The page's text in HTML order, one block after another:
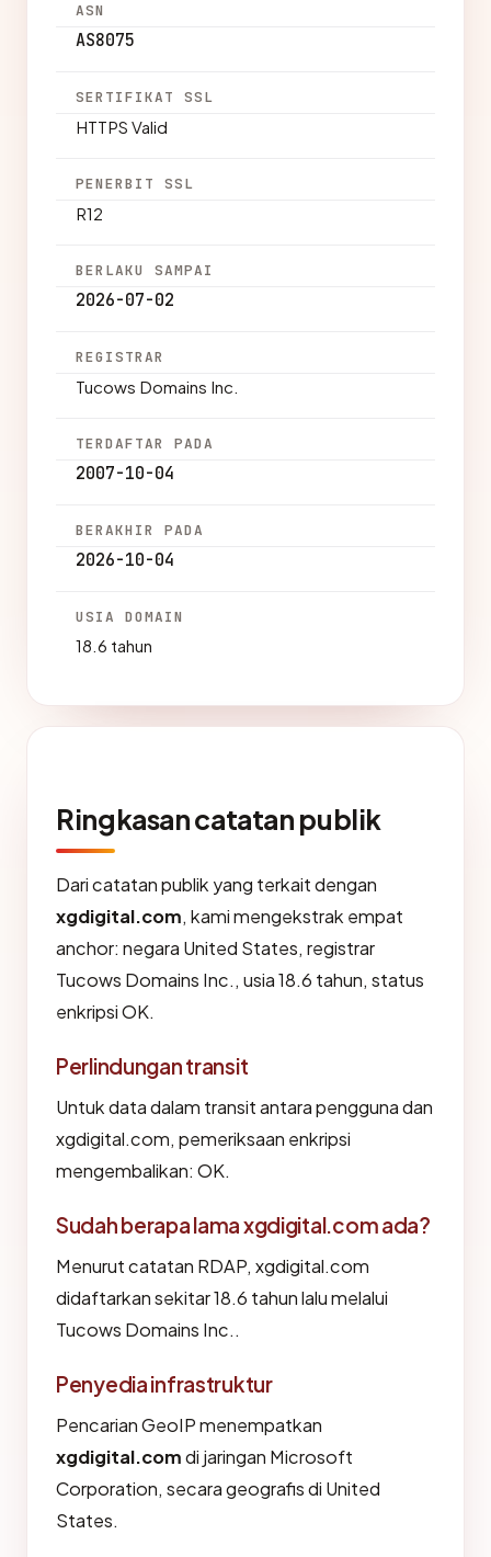
ASN
AS8075
SERTIFIKAT SSL
HTTPS Valid
PENERBIT SSL
R12
BERLAKU SAMPAI
2026-07-02
REGISTRAR
Tucows Domains Inc.
TERDAFTAR PADA
2007-10-04
BERAKHIR PADA
2026-10-04
USIA DOMAIN
18.6 tahun
Ringkasan catatan publik
Dari catatan publik yang terkait dengan
xgdigital.com, kami mengekstrak empat
anchor: negara United States, registrar
Tucows Domains Inc., usia 18.6 tahun, status
enkripsi OK.
Perlindungan transit
Untuk data dalam transit antara pengguna dan
xgdigital.com, pemeriksaan enkripsi
mengembalikan: OK.
Sudah berapa lama xgdigital.com ada?
Menurut catatan RDAP, xgdigital.com
didaftarkan sekitar 18.6 tahun lalu melalui
Tucows Domains Inc..
Penyedia infrastruktur
Pencarian GeoIP menempatkan
xgdigital.comdi jaringan Microsoft
Corporation, secara geografis di United
States.